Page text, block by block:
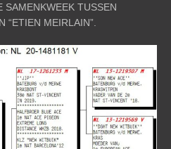
SAMENKWEEK TUSSEN
“ETIEN MEIRLAIN”.